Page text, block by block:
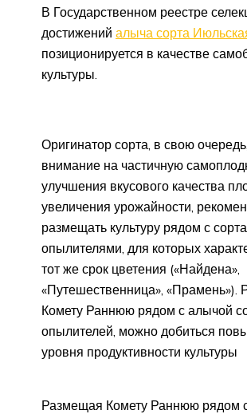
В Государственном реестре
достижений алыча сорта
позиционируется в качестве
культуры.
Оригинатор сорта, в свою
внимание на частичную
улучшения вкусового качества
увеличения урожайности,
размещать культуру рядом с
опылителями, для которых
тот же срок цветения («Найдена»,
«Путешественница», «Прамень»).
Комету Раннюю рядом с алычой
опылителей, можно добиться
уровня продуктивности культуры
Размещая Комету Раннюю рядом